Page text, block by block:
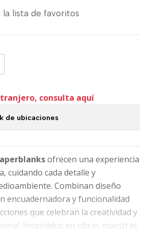
la lista de favoritos
consulta aquí
de ubicaciones
ofrecen una experiencia
cuidando cada detalle y
Combinan diseño
encuadernadora y funcionalidad
que celebran la creatividad y
Inspirados en obras maestras